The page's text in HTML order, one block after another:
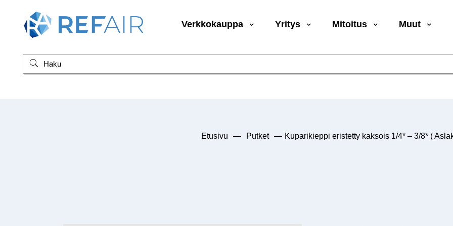
Verkkokauppa Yritys Mitoitus Muut
Etusivu — Putket — Kuparikieppi eristetty kaksois 1/4* – 3/8* (